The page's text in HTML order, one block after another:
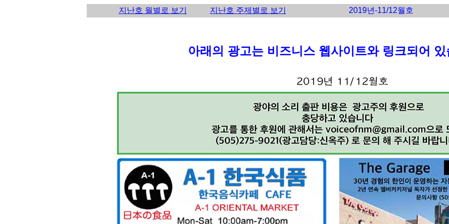
지난호 월별로 보기 지난호 주제별로 보기 2019년-11/12월호
아래의 광고는 비즈니스 웹사이트와 링크되어